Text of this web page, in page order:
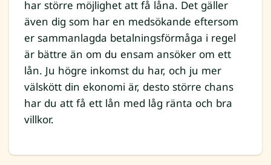
har större möjlighet att få låna. Det gäller
även dig som har en medsökande eftersom
er sammanlagda betalningsförmåga i regel
är bättre än om du ensam ansöker om ett
lån. Ju högre inkomst du har, och ju mer
välskött din ekonomi är, desto större chans
har du att få ett lån med låg ränta och bra
villkor.